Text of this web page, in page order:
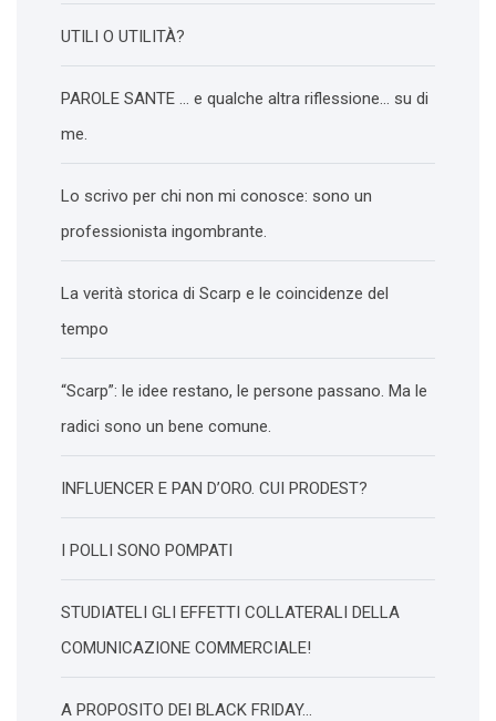
UTILI O UTILITÀ?
PAROLE SANTE … e qualche altra riflessione… su di
me.
Lo scrivo per chi non mi conosce: sono un
professionista ingombrante.
La verità storica di Scarp e le coincidenze del
tempo
“Scarp”: le idee restano, le persone passano. Ma le
radici sono un bene comune.
INFLUENCER E PAN D’ORO. CUI PRODEST?
I POLLI SONO POMPATI
STUDIATELI GLI EFFETTI COLLATERALI DELLA
COMUNICAZIONE COMMERCIALE!
A PROPOSITO DEI BLACK FRIDAY…